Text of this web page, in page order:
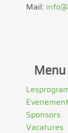
Mail:
Menu
Sponsors
Vacatures